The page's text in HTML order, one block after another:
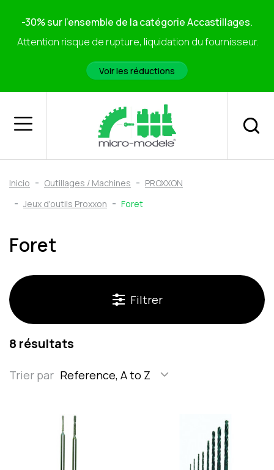
-30% sur l'ensemble de la catégorie Accastillages.
Attention risque de rupture, liquidation du fournisseur.
Voir les réductions
Inicio Outillages / Machines
PROXXON
Jeux d'outils Proxxon
Foret
Foret
Filtrer
8 résultats
Trier par Reference, A to Z